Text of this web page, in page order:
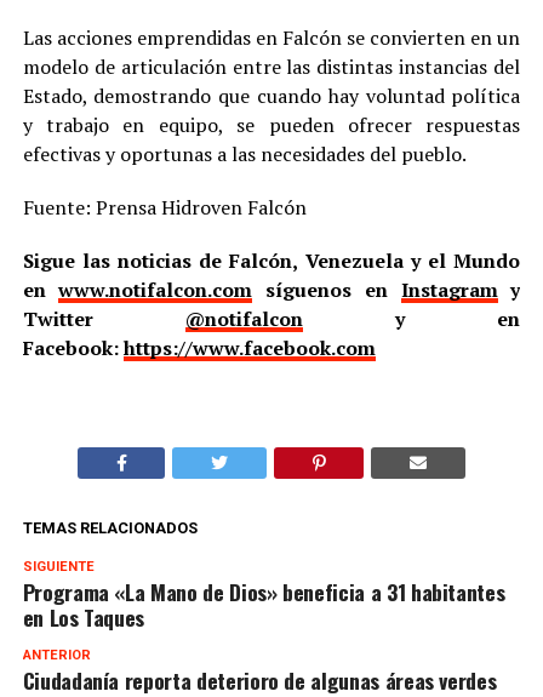
Las acciones emprendidas en Falcón se convierten en un
modelo de articulación entre las distintas instancias del
Estado, demostrando que cuando hay voluntad política
y trabajo en equipo, se pueden ofrecer respuestas
efectivas y oportunas a las necesidades del pueblo.
Fuente: Prensa Hidroven Falcón
Sigue las noticias de Falcón, Venezuela y el Mundo
enwww.notifalcon.com síguenos en Instagramy
Twitter @notifalcony en
Facebook:https://www.facebook.com
TEMAS RELACIONADOS
SIGUIENTE
Programa «La Mano de Dios» beneficia a 31 habitantes
en Los Taques
ANTERIOR
Ciudadanía reporta deterioro de algunas áreas verdes